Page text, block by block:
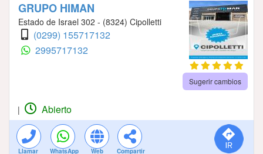
GRUPO HIMAN
Estado de Israel 302 - (8324) Cipolletti
(0299) 155717132
2995717132
Sugerir cambios
| Abierto
Llamar WhatsApp Web Compartir